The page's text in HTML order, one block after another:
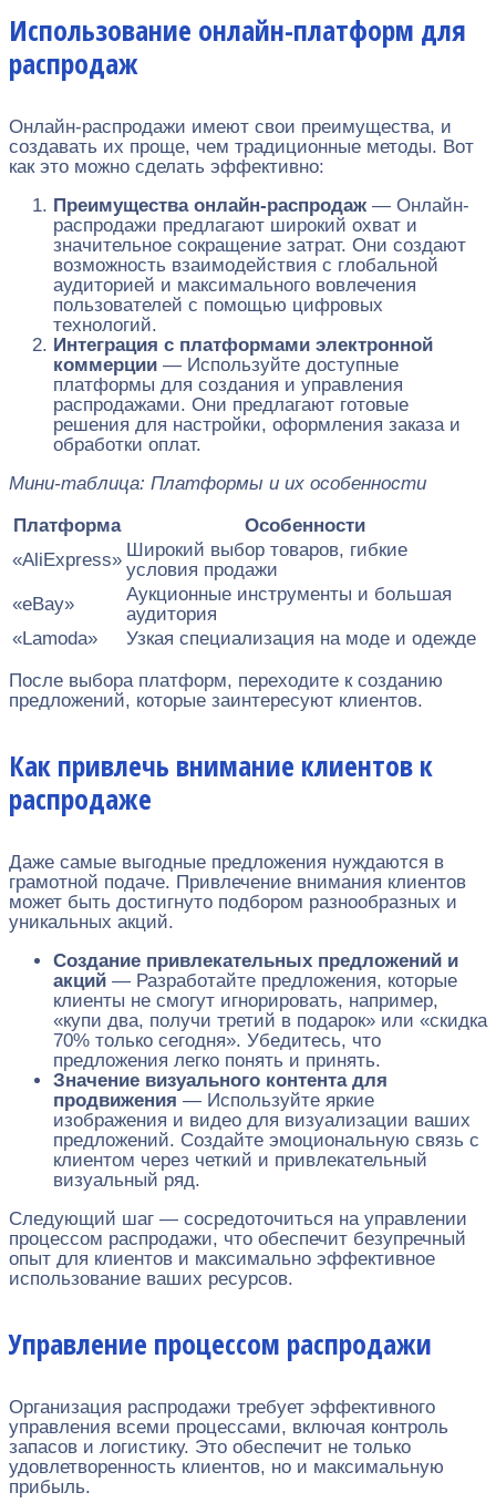
Использование онлайн-платформ для
распродаж
Онлайн-распродажи имеют свои преимущества, и
создавать их проще, чем традиционные методы. Вот
как это можно сделать эффективно:
Преимущества онлайн-распродаж — Онлайн-
распродажи предлагают широкий охват и
значительное сокращение затрат. Они создают
возможность взаимодействия с глобальной
аудиторией и максимального вовлечения
пользователей с помощью цифровых
технологий.
Интеграция с платформами электронной
коммерции — Используйте доступные
платформы для создания и управления
распродажами. Они предлагают готовые
решения для настройки, оформления заказа и
обработки оплат.
Мини-таблица: Платформы и их особенности
Платформа
Особенности
«AliExpress» Широкий выбор товаров, гибкие
условия продажи
«eBay»
Аукционные инструменты и большая
аудитория
«Lamoda»
Узкая специализация на моде и одежде
После выбора платформ, переходите к созданию
предложений, которые заинтересуют клиентов.
Как привлечь внимание клиентов к
распродаже
Даже самые выгодные предложения нуждаются в
грамотной подаче. Привлечение внимания клиентов
может быть достигнуто подбором разнообразных и
уникальных акций.
Создание привлекательных предложений и
акций — Разработайте предложения, которые
клиенты не смогут игнорировать, например,
«купи два, получи третий в подарок» или «скидка
70% только сегодня». Убедитесь, что
предложения легко понять и принять.
Значение визуального контента для
продвижения — Используйте яркие
изображения и видео для визуализации ваших
предложений. Создайте эмоциональную связь с
клиентом через четкий и привлекательный
визуальный ряд.
Следующий шаг — сосредоточиться на управлении
процессом распродажи, что обеспечит безупречный
опыт для клиентов и максимально эффективное
использование ваших ресурсов.
Управление процессом распродажи
Организация распродажи требует эффективного
управления всеми процессами, включая контроль
запасов и логистику. Это обеспечит не только
удовлетворенность клиентов, но и максимальную
прибыль.